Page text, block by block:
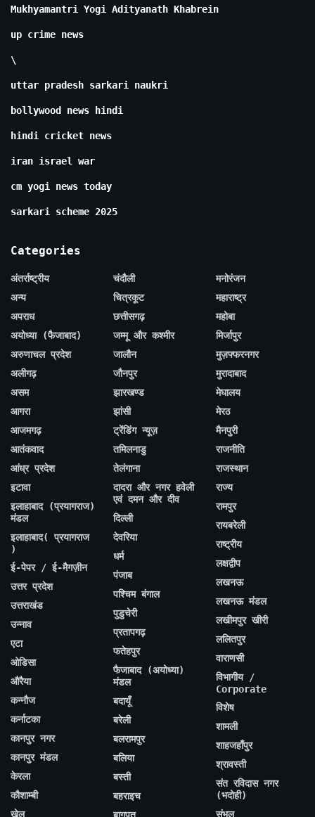
Mukhyamantri Yogi Adityanath Khabrein
up crime news
\
uttar pradesh sarkari naukri
bollywood news hindi
hindi cricket news
iran israel war
cm yogi news today
sarkari scheme 2025
Categories
अंतर्राष्ट्रीय
अन्य
अपराध
अयोध्या (फैजाबाद)
अरुणाचल प्रदेश
अलीगढ़
असम
आगरा
आजमगढ़
आतंकवाद
आंध्र प्रदेश
इटावा
इलाहाबाद (प्रयागराज)
मंडल
इलाहाबाद( प्रयागराज
)
ई-पेपर / ई-मैगज़ीन
उत्तर प्रदेश
उत्तराखंड
उन्नाव
एटा
ओडिसा
औरैया
कन्नौज
कर्नाटका
कानपुर नगर
कानपुर मंडल
केरला
कौशाम्बी
खेल
चंदौली
चित्रकूट
छत्तीसगढ़
जम्मू और कश्मीर
जालौन
जौनपुर
झारखण्ड
झांसी
ट्रेंडिंग न्यूज़
तमिलनाडु
तेलंगाना
दादरा और नगर हवेली
एवं दमन और दीव
दिल्ली
देवरिया
धर्म
पंजाब
पश्चिम बंगाल
पुडुचेरी
प्रतापगढ़
फतेहपुर
फैजाबाद (अयोध्या)
मंडल
बदायूँ
बरेली
बलरामपुर
बलिया
बस्ती
बहराइच
बागपत
मनोरंजन
महाराष्ट्र
महोबा
मिर्जापुर
मुज़फ्फरनगर
मुरादाबाद
मेघालय
मेरठ
मैनपुरी
राजनीति
राजस्थान
राज्य
रामपुर
रायबरेली
राष्ट्रीय
लक्षद्वीप
लखनऊ
लखनऊ मंडल
लखीमपुर खीरी
ललितपुर
वाराणसी
विभागीय /
Corporate
विशेष
शामली
शाहजहाँपुर
श्रावस्ती
संत रविदास नगर
(भदोही)
संभल